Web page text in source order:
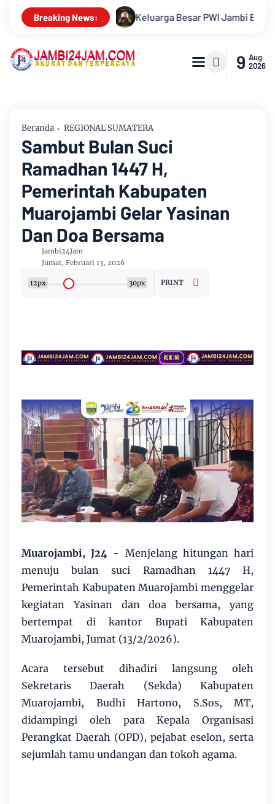
Breaking News:
Jambi Berduka, Hery Rawas Mantan Sekretaris PWI Jambi
9 Aug
2026
Beranda REGIONAL SUMATERA
Sambut Bulan Suci
Ramadhan 1447 H,
Pemerintah Kabupaten
Muarojambi Gelar Yasinan
Dan Doa Bersama
Jambi24Jam
Jumat, Februari 13, 2026
12px 30px PRINT
Muarojambi, J24 - Menjelang hitungan hari
menuju bulan suci Ramadhan 1447 H,
Pemerintah Kabupaten Muarojambi menggelar
kegiatan Yasinan dan doa bersama, yang
bertempat di kantor Bupati Kabupaten
Muarojambi, Jumat (13/2/2026).
Acara tersebut dihadiri langsung oleh
Sekretaris Daerah (Sekda) Kabupaten
Muarojambi, Budhi Hartono, S.Sos, MT,
didampingi oleh para Kepala Organisasi
Perangkat Daerah (OPD), pejabat eselon, serta
sejumlah tamu undangan dan tokoh agama.